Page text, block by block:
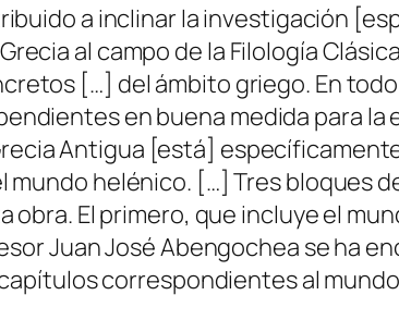
a inclinar la investigación
al campo de la Filología
[…] del ámbito griego. En
en buena medida para la
Antigua [está]
helénico. […] Tres bloques
El primero, que incluye el
Juan José Abengochea se ha
correspondientes al mundo